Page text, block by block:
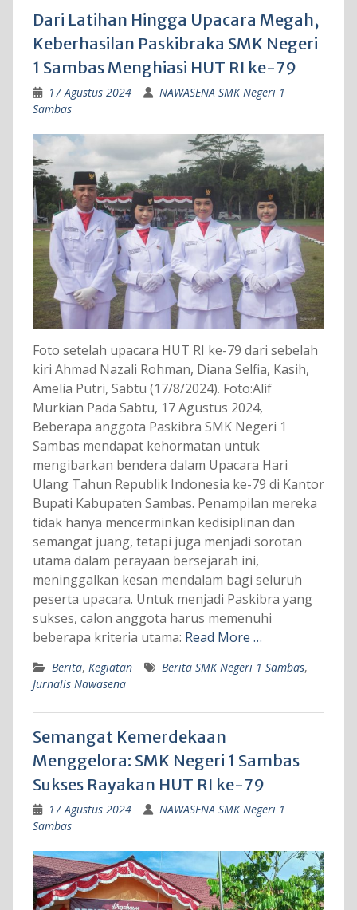
Dari Latihan Hingga Upacara Megah,
Keberhasilan Paskibraka SMK Negeri
1 Sambas Menghiasi HUT RI ke-79
17 Agustus 2024
NAWASENA SMK Negeri 1
Sambas
Foto setelah upacara HUT RI ke-79 dari sebelah
kiri Ahmad Nazali Rohman, Diana Selfia, Kasih,
Amelia Putri, Sabtu (17/8/2024). Foto:Alif
Murkian Pada Sabtu, 17 Agustus 2024,
Beberapa anggota Paskibra SMK Negeri 1
Sambas mendapat kehormatan untuk
mengibarkan bendera dalam Upacara Hari
Ulang Tahun Republik Indonesia ke-79 di Kantor
Bupati Kabupaten Sambas. Penampilan mereka
tidak hanya mencerminkan kedisiplinan dan
semangat juang, tetapi juga menjadi sorotan
utama dalam perayaan bersejarah ini,
meninggalkan kesan mendalam bagi seluruh
peserta upacara. Untuk menjadi Paskibra yang
sukses, calon anggota harus memenuhi
beberapa kriteria utama: Read More …
Berita, Kegiatan Berita SMK Negeri 1 Sambas,
Jurnalis Nawasena
Semangat Kemerdekaan
Menggelora: SMK Negeri 1 Sambas
Sukses Rayakan HUT RI ke-79
17 Agustus 2024
NAWASENA SMK Negeri 1
Sambas